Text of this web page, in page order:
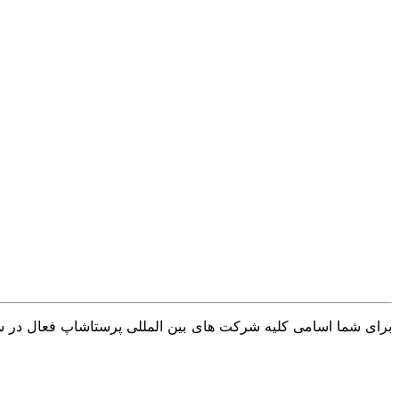
برای شما اسامی کلیه شرکت های بین المللی پرستاشاپ فعال در